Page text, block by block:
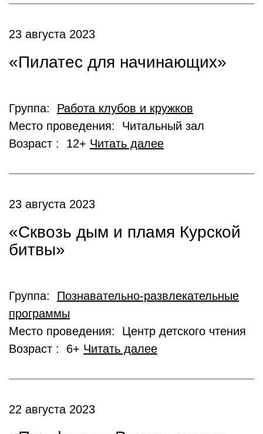
23 августа 2023
«Пилатес для начинающих»
Группа: Работа клубов и кружков
Место проведения: Читальный зал
Возраст : 12+ Читать далее
23 августа 2023
«Сквозь дым и пламя Курской
битвы»
Группа: Познавательно-развлекательные
программы
Место проведения: Центр детского чтения
Возраст : 6+ Читать далее
22 августа 2023